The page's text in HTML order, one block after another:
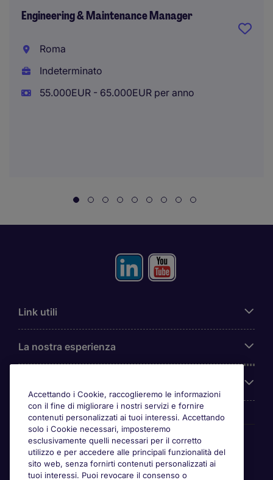
Engineering & Maintenance Manager
Roma
Indeterminato
55.000EUR - 65.000EUR per anno
Link utili
La nostra esperienza
Awards
Accettando i Cookie, raccoglieremo le informazioni
con il fine di migliorare i nostri servizi e fornire
contenuti personalizzati ai tuoi interessi. Accettando
solo i Cookie necessari, imposteremo
esclusivamente quelli necessari per il corretto
utilizzo e per accedere alle principali funzionalità del
sito web, senza fornirti contenuti personalizzati ai
tuoi interessi. Puoi revocare il consenso o